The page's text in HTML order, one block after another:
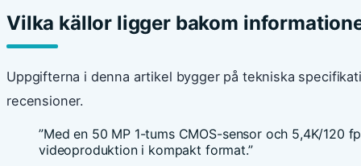
Vilka källor ligger bakom
Uppgifterna i denna artikel bygger på tekniska
recensioner.
”Med en 50 MP 1-tums CMOS-sensor och 5,4K/120
videoproduktion i kompakt format.”